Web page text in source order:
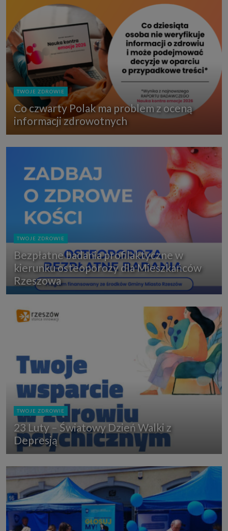
TWOJE ZDROWIE
Co czwarty Polak ma problem z oceną
informacji zdrowotnych
TWOJE ZDROWIE
Bezpłatne badania profilaktyczne w
kierunku osteoporozy dla Mieszkańców
Rzeszowa
TWOJE ZDROWIE
23 Luty – Światowy Dzień Walki z
Depresją